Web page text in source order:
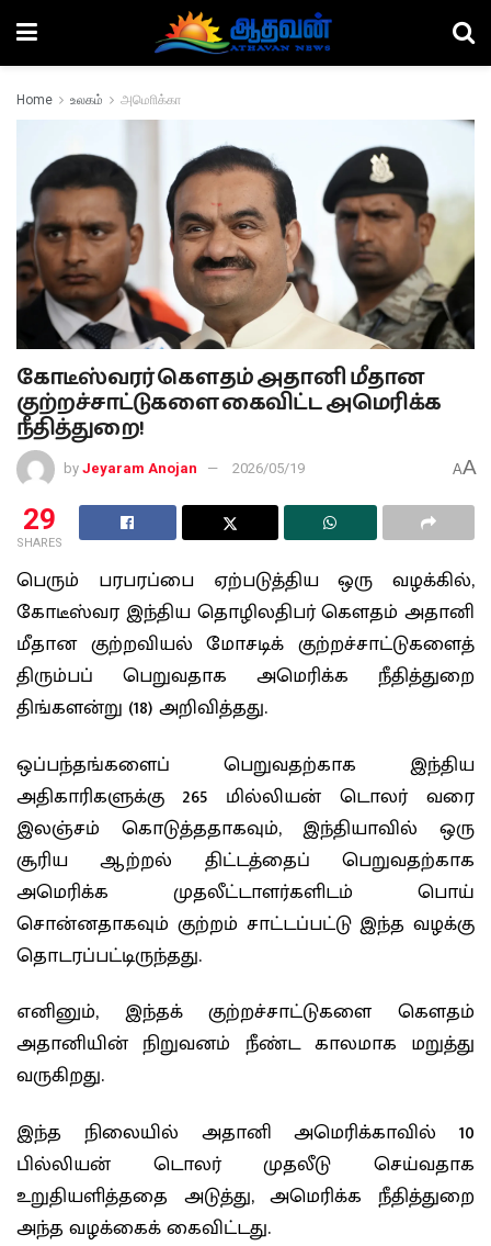
Home உலகம் அமொிக்கா
கோடீஸ்வரர் கௌதம் அதானி மீதான
குற்றச்சாட்டுகளை கைவிட்ட அமெரிக்க
நீதித்துறை!
by Jeyaram Anojan 2026/05/19 AA
29
SHARES
பெரும் பரபரப்பை ஏற்படுத்திய ஒரு வழக்கில்,
கோடீஸ்வர இந்திய தொழிலதிபர் கௌதம் அதானி
மீதான குற்றவியல் மோசடிக் குற்றச்சாட்டுகளைத்
திரும்பப் பெறுவதாக அமெரிக்க நீதித்துறை
திங்களன்று (18) அறிவித்தது.
ஒப்பந்தங்களைப் பெறுவதற்காக இந்திய
அதிகாரிகளுக்கு 265 மில்லியன் டொலர் வரை
இலஞ்சம் கொடுத்ததாகவும், இந்தியாவில் ஒரு
சூரிய ஆற்றல் திட்டத்தைப் பெறுவதற்காக
அமெரிக்க முதலீட்டாளர்களிடம் பொய்
சொன்னதாகவும் குற்றம் சாட்டப்பட்டு இந்த வழக்கு
தொடரப்பட்டிருந்தது.
எனினும், இந்தக் குற்றச்சாட்டுகளை கௌதம்
அதானியின் நிறுவனம் நீண்ட காலமாக மறுத்து
வருகிறது.
இந்த நிலையில் அதானி அமெரிக்காவில் 10
பில்லியன் டொலர் முதலீடு செய்வதாக
உறுதியளித்ததை அடுத்து, அமெரிக்க நீதித்துறை
அந்த வழக்கைக் கைவிட்டது.